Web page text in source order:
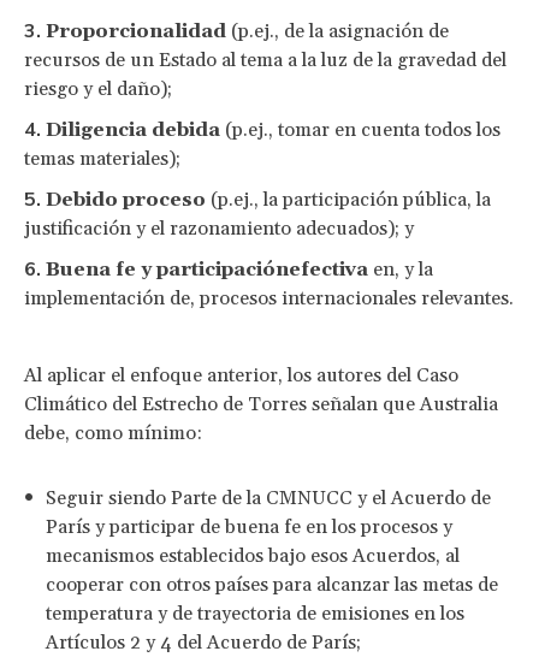
Proporcionalidad (p.ej., de la asignación de
recursos de un Estado al tema a la luz de la gravedad del
riesgo y el daño);
Diligencia debida (p.ej., tomar en cuenta todos los
temas materiales);
Debido proceso (p.ej., la participación pública, la
justificación y el razonamiento adecuados); y
Buena fe y participaciónefectiva en, y la
implementación de, procesos internacionales relevantes.
Al aplicar el enfoque anterior, los autores del Caso
Climático del Estrecho de Torres señalan que Australia
debe, como mínimo:
Seguir siendo Parte de la CMNUCC y el Acuerdo de
París y participar de buena fe en los procesos y
mecanismos establecidos bajo esos Acuerdos, al
cooperar con otros países para alcanzar las metas de
temperatura y de trayectoria de emisiones en los
Artículos 2 y 4 del Acuerdo de París;